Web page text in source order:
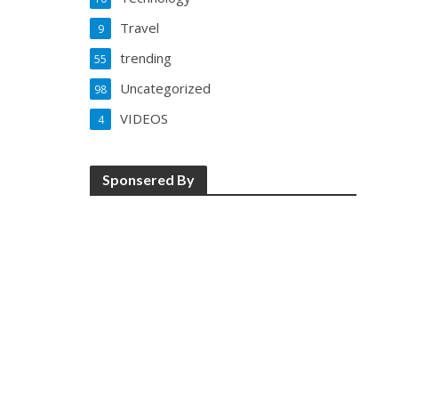
Travel
9
trending
55
Uncategorized
98
VIDEOS
4
Sponsered By